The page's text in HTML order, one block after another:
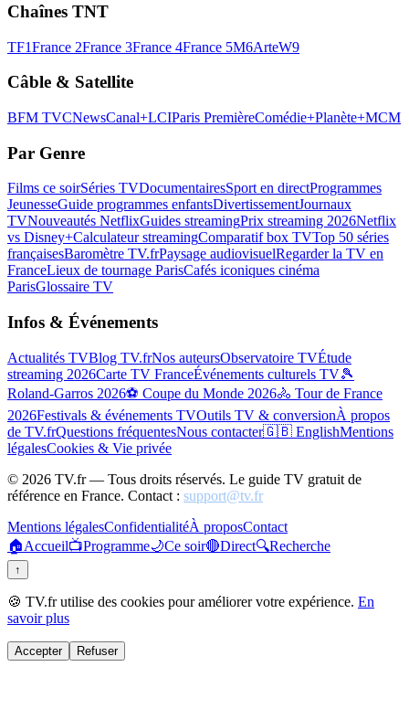
Chaînes TNT
TF1France 2France 3France 4France 5M6ArteW9
Câble & Satellite
BFM TVCNewsCanal+LCIParis PremièreComédie+Planète+MCM
Par Genre
Films ce soirSéries TVDocumentairesSport en directProgrammes
JeunesseGuide programmes enfantsDivertissementJournaux
TVNouveautés NetflixGuides streamingPrix streaming 2026Netflix
vs Disney+Calculateur streamingComparatif box TVTop 50 séries
françaisesBaromètre TV.frPaysage audiovisuelRegarder la TV en
FranceLieux de tournage ParisCafés iconiques cinéma
ParisGlossaire TV
Infos & Événements
Actualités TVBlog TV.frNos auteursObservatoire TVÉtude
streaming 2026Carte TV FranceÉvénements culturels TV🎾
Roland-Garros 2026⚽ Coupe du Monde 2026🚴 Tour de France
2026Festivals & événements TVOutils TV & conversionÀ propos
de TV.frQuestions fréquentesNous contacter🇬🇧 EnglishMentions
légalesCookies & Vie privée
© 2026 TV.fr — Tous droits réservés. Le guide TV gratuit de
référence en France. Contact : support@tv.fr
Mentions légalesConfidentialitéÀ proposContact
🏠Accueil📺Programme🌙Ce soir🔴Direct🔍Recherche
↑
🍪 TV.fr utilise des cookies pour améliorer votre expérience. En
savoir plus
Accepter Refuser